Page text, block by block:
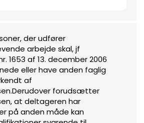
der udfører
arbejde skal, jf
1653 af 13. december 2006
eller have anden faglig
af
forudsætter
at deltageren har
på anden måde kan